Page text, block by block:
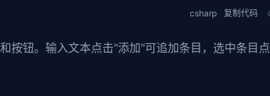
csharp 复制代码
按钮。输入文本点击"添加"可追加条目，选中条目点